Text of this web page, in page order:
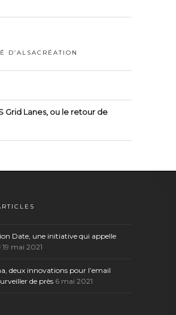
D’ALSACRÉATION
Grid Lanes, ou le retour de
Date, une initiative qui appelle
19 mai 2021
deux innovations pour l’email
de près 6 mai 2021